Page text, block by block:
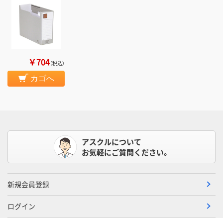
￥704（税込）
カゴへ
アスクルについて
お気軽にご質問ください。
新規会員登録
ログイン